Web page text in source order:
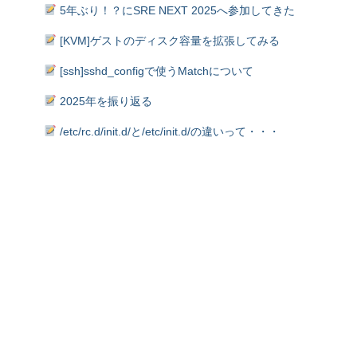
5年ぶり！？にSRE NEXT 2025へ参加してきた
[KVM]ゲストのディスク容量を拡張してみる
[ssh]sshd_configで使うMatchについて
2025年を振り返る
/etc/rc.d/init.d/と/etc/init.d/の違いって・・・